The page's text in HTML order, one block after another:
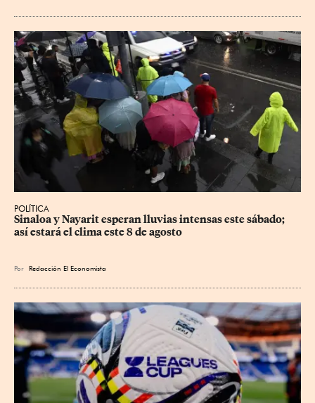
POLÍTICA
Sinaloa y Nayarit esperan lluvias intensas este sábado;
así estará el clima este 8 de agosto
Por Redacción El Economista